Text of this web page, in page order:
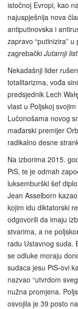
istočnoj Evropi, kao
najuspješnija nova
antiputinovska i
zapravo “putinizira”
zagrebački Jutarnji list
Nekadašnji lider
totalitarizma, vođa
predsjednik Lech
vlast u Poljskoj
Lučonošama novog
mađarski premijer
radikalno desne
Na izborima 2015.
PiS, te je odmah
luksemburški šef
Jean Asselborn
kojim idu diktatorski
odgovorili da imaju
stvarima, a ne
radu Ustavnog suda.
se odluke moraju
sudaca jesu PiS-ovi
nazvao “utvrdom
nužna promjena.
osvojila je 39 posto